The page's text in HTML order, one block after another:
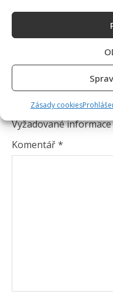
Zásady cookies
Napsat komentář
Vaše e-mailová
Vyžadované
Komentář*